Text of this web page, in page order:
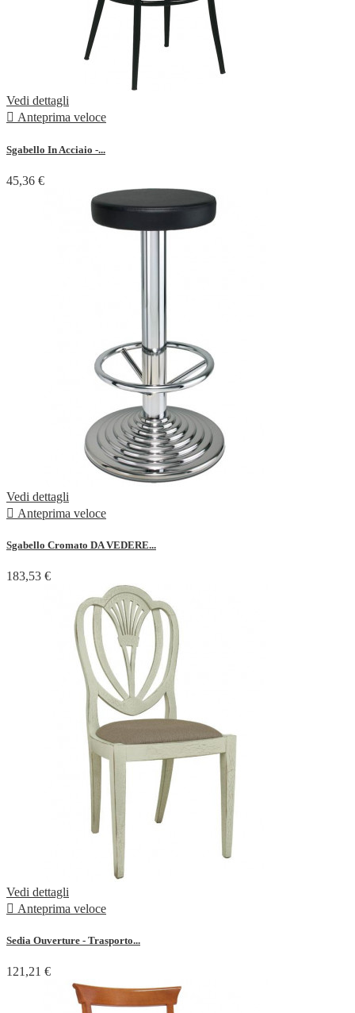
Vedi dettagli
 Anteprima veloce
Sgabello In Acciaio -...
45,36 €
Vedi dettagli
 Anteprima veloce
Sgabello Cromato DA VEDERE...
183,53 €
Vedi dettagli
 Anteprima veloce
Sedia Ouverture - Trasporto...
121,21 €